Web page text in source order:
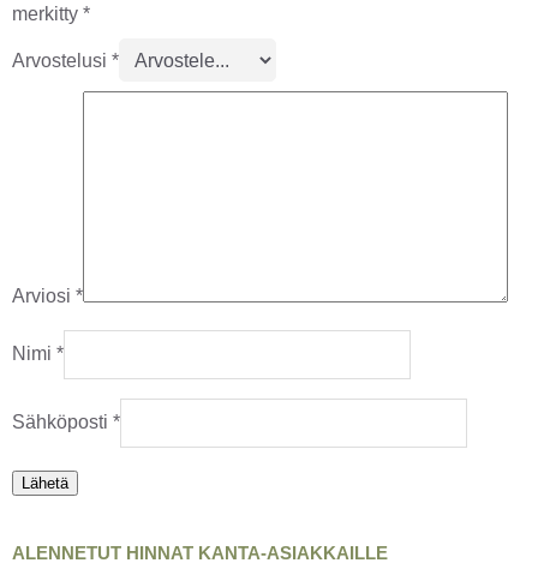
merkitty *
Arvostelusi *
Arviosi *
Nimi *
Sähköposti *
ALENNETUT HINNAT KANTA-ASIAKKAILLE